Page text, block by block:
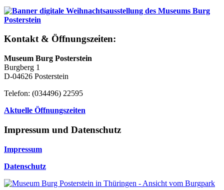
Kontakt & Öffnungszeiten:
Museum Burg Posterstein
Burgberg 1
D-04626 Posterstein
Telefon: (034496) 22595
Aktuelle Öffnungszeiten
Impressum und Datenschutz
Impressum
Datenschutz